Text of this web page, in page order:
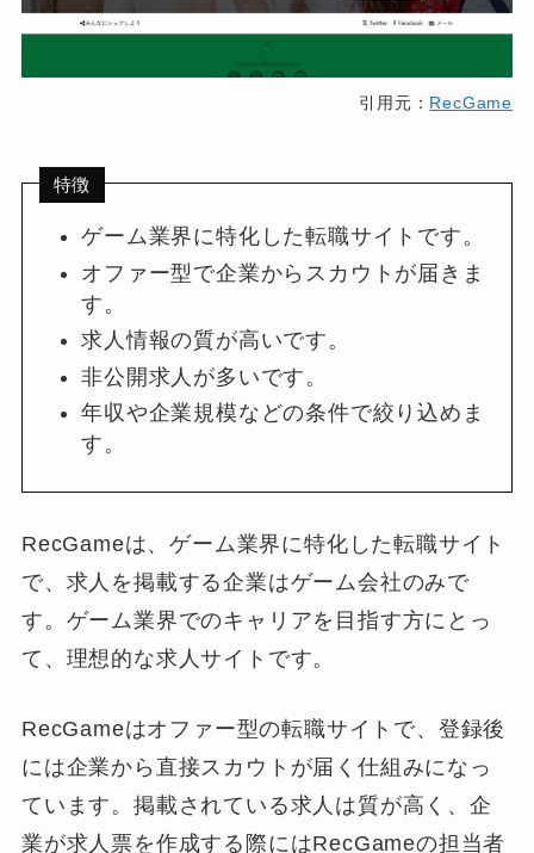
引用元： RecGame
特徴
ゲーム業界に特化した転職サイトです。
オファー型で企業からスカウトが届きま
す。
求人情報の質が高いです。
非公開求人が多いです。
年収や企業規模などの条件で絞り込めま
す。
RecGameは、ゲーム業界に特化した転職サイト
で、求人を掲載する企業はゲーム会社のみで
す。ゲーム業界でのキャリアを目指す方にとっ
て、理想的な求人サイトです。
RecGameはオファー型の転職サイトで、登録後
には企業から直接スカウトが届く仕組みになっ
ています。掲載されている求人は質が高く、企
業が求人票を作成する際にはRecGameの担当者